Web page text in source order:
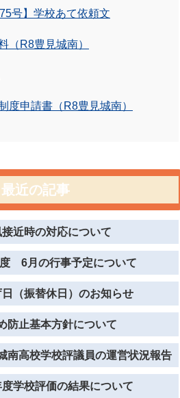
号】学校あて依頼文
（R8豊見城南）
度申請書（R8豊見城南）
最近の記事
接近時の対応について
6月の行事予定について
（振替休日）のお知らせ
防止基本方針について
南高校学校評議員の運営状況報告
学校評価の結果について